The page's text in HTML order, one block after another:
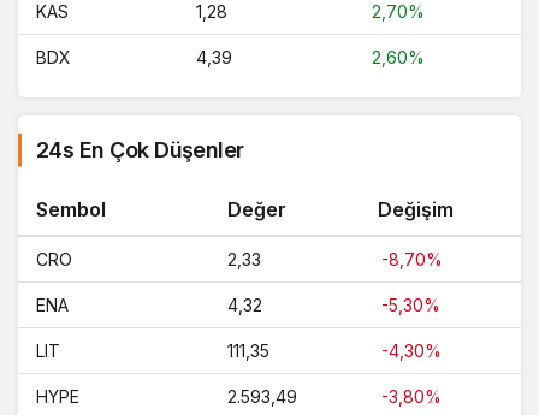
KAS 1,28 2,70%
BDX 4,39 2,60%
24s En Çok Düşenler
Sembol Değer Değişim
CRO 2,33 -8,70%
ENA 4,32 -5,30%
LIT 111,35 -4,30%
HYPE 2.593,49 -3,80%